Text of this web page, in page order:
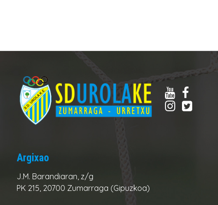
Argixao
J.M. Barandiaran, z/g
PK 215, 20700 Zumarraga (Gipuzkoa)